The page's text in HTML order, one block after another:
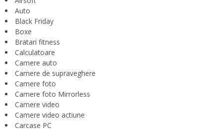
Auto
Black Friday
Boxe
Bratari fitness
Calculatoare
Camere auto
Camere de supraveghere
Camere foto
Camere foto Mirrorless
Camere video
Camere video actiune
Carcase PC